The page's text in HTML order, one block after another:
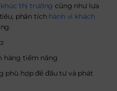
thị trường cũng như lựa
phân tích hành vi khách
hàng tiềm năng
phù hợp để đầu tư và phát